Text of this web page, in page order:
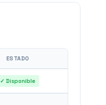
ESTADO
✓ Disponible